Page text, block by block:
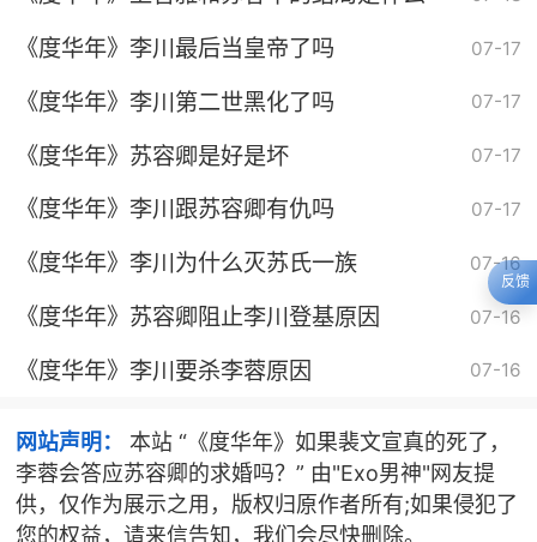
《度华年》李川最后当皇帝了吗 07-17
《度华年》李川第二世黑化了吗 07-17
《度华年》苏容卿是好是坏 07-17
《度华年》李川跟苏容卿有仇吗 07-17
《度华年》李川为什么灭苏氏一族 07-16
《度华年》苏容卿阻止李川登基原因 07-16
《度华年》李川要杀李蓉原因 07-16
网站声明：
本站 “《度华年》如果裴文宣真的死了，
李蓉会答应苏容卿的求婚吗？” 由"Exo男神"网友提
供，仅作为展示之用，版权归原作者所有;如果侵犯了
您的权益，请来信告知，我们会尽快删除。
反馈